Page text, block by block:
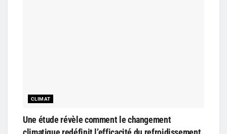
CLIMAT
Une étude révèle comment le changement